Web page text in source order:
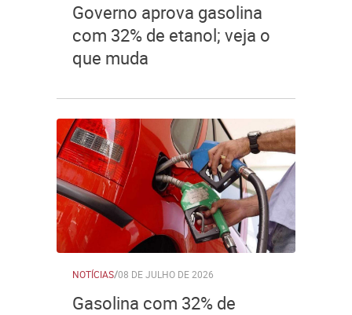
Governo aprova gasolina
com 32% de etanol; veja o
que muda
NOTÍCIAS/08 DE JULHO DE 2026
Gasolina com 32% de